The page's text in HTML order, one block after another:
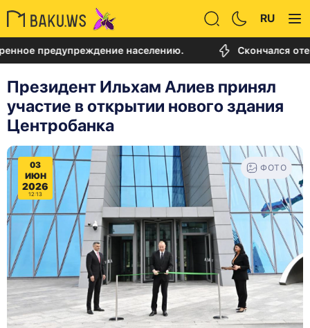
RU
населению. Скончался отец
Президент Ильхам Алиев принял
участие в открытии нового здания
Центробанка
03
ИЮН
2026
12:13
ФОТО